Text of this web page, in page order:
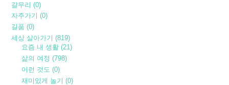
갈무리(0)
자주가기(0)
길품(0)
세상 살아가기(819)
요즘 내 생활(21)
삶의 여정(798)
이런 것도(0)
재미있게 놀기(0)